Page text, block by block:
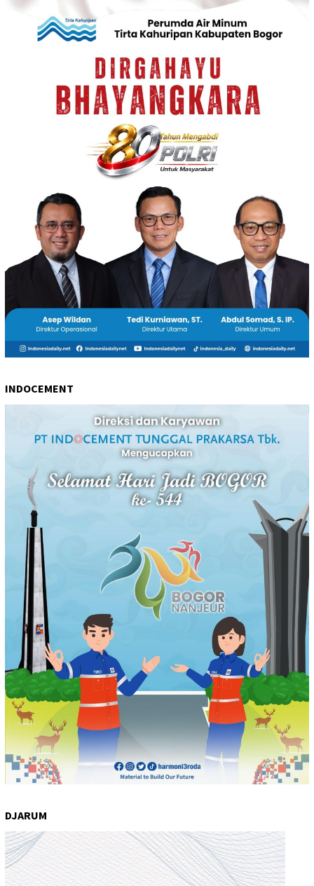
INDOCEMENT
DJARUM